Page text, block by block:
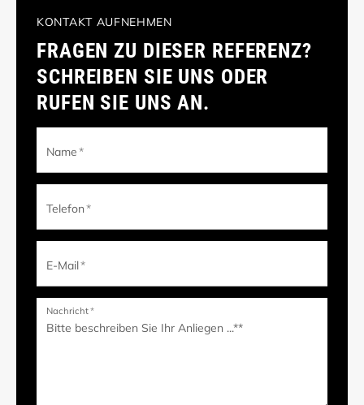
KONTAKT AUFNEHMEN
FRAGEN ZU DIESER REFERENZ?
SCHREIBEN SIE UNS ODER
RUFEN SIE UNS AN.
Name*
Telefon*
E-Mail*
Nachricht*